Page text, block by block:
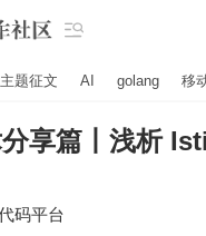

主题征文 AI golang 移
享篇丨浅析
码平台